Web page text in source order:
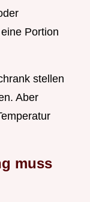
Portion
stellen
Aber
muss